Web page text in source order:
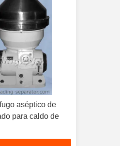
aséptico de
para caldo de